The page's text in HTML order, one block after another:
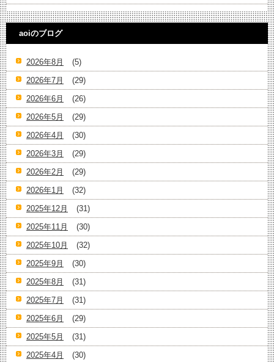
aoiのブログ
2026年8月
(5)
2026年7月
(29)
2026年6月
(26)
2026年5月
(29)
2026年4月
(30)
2026年3月
(29)
2026年2月
(29)
2026年1月
(32)
2025年12月
(31)
2025年11月
(30)
2025年10月
(32)
2025年9月
(30)
2025年8月
(31)
2025年7月
(31)
2025年6月
(29)
2025年5月
(31)
2025年4月
(30)